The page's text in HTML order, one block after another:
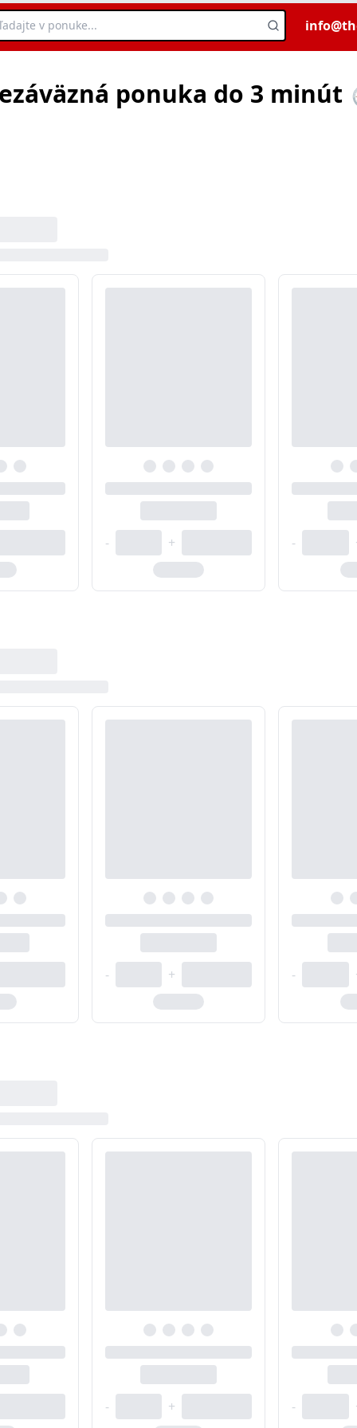
ponuka do 3
- + -
- + -
- + -